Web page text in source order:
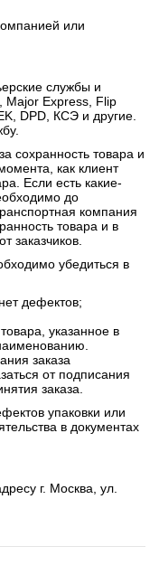
или
службы и
Major Express, Flip
DPD, КСЭ и другие.
сохранность товара и
как клиент
Если есть какие-
до
компания
товара и в
заказчиков.
убедиться в
дефектов;
указанное в
заказа
от подписания
заказа.
упаковки или
в документах
г. Москва, ул.